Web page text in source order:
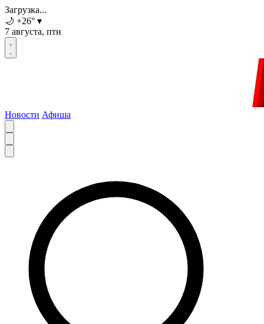
Загрузка...
🌙 +26° ▾
7 августа, птн
Новости Афиша